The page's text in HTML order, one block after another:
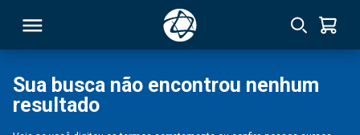
Sua busca não encontrou nenhum
resultado